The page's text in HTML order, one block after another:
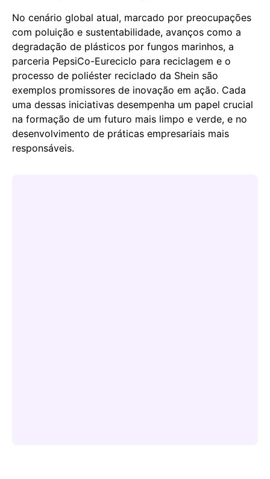
No cenário global atual, marcado por preocupações
com poluição e sustentabilidade, avanços como a
degradação de plásticos por fungos marinhos, a
parceria PepsiCo-Eureciclo para reciclagem e o
processo de poliéster reciclado da Shein são
exemplos promissores de inovação em ação. Cada
uma dessas iniciativas desempenha um papel crucial
na formação de um futuro mais limpo e verde, e no
desenvolvimento de práticas empresariais mais
responsáveis.